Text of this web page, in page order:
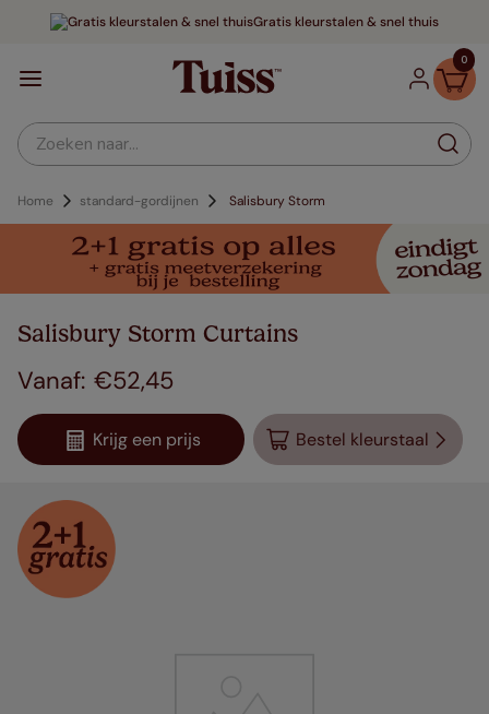
Gratis kleurstalen & snel thuis
0
Zoeken naar...
Home standard-gordijnen Salisbury Storm
Salisbury Storm Curtains
€52,45
Krijg een prijs Bestel kleurstaal